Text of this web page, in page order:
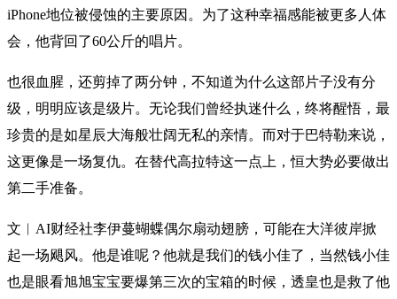
iPhone地位被侵蚀的主要原因。为了这种幸福感能被更多人体
会，他背回了60公斤的唱片。
也很血腥，还剪掉了两分钟，不知道为什么这部片子没有分
级，明明应该是级片。无论我们曾经执迷什么，终将醒悟，最
珍贵的是如星辰大海般壮阔无私的亲情。而对于巴特勒来说，
这更像是一场复仇。在替代高拉特这一点上，恒大势必要做出
第二手准备。
文︱AI财经社李伊蔓蝴蝶偶尔扇动翅膀，可能在大洋彼岸掀
起一场飓风。他是谁呢？他就是我们的钱小佳了，当然钱小佳
也是眼看旭旭宝宝要爆第三次的宝箱的时候，透皇也是救了他